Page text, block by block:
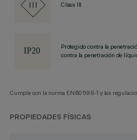
Class III
Protegido contra la
contra la penetración de
Cumple con la norma EN60598-1 y las
PROPIEDADES FÍSICAS